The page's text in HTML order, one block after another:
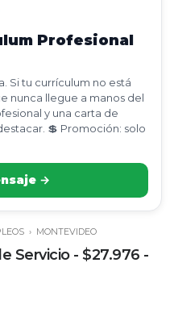
Profesional
Si tu currículum no está
nunca llegue a manos del
y una carta de
💲 Promoción: solo
→
› MONTEVIDEO
Servicio - $27.976 -